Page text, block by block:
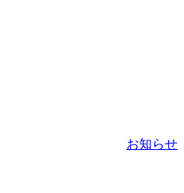
お知らせ